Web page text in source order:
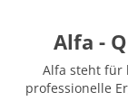
Alfa -
Alfa steht für
professionelle